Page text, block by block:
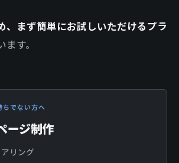
、まず簡単にお試しいただけるプラ
す。
ちでない方へ
ージ制作
リング